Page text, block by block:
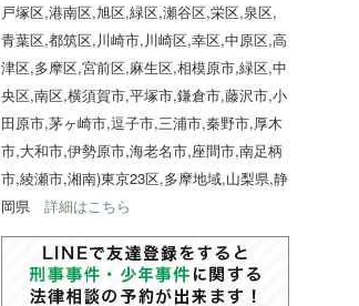
戸塚区,港南区,旭区,緑区,瀬谷区,栄区,泉区,
青葉区,都筑区,川崎市,川崎区,幸区,中原区,高
津区,多摩区,宮前区,麻生区,相模原市,緑区,中
央区,南区,横須賀市,平塚市,鎌倉市,藤沢市,小
田原市,茅ヶ崎市,逗子市,三浦市,秦野市,厚木
市,大和市,伊勢原市,海老名市,座間市,南足柄
市,綾瀬市,湘南)東京23区,多摩地域,山梨県,静
岡県 詳細はこちら